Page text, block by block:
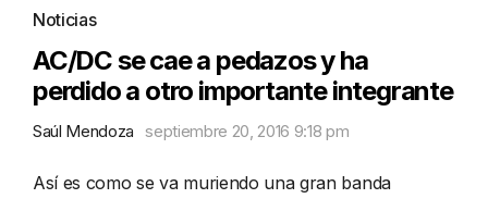
Noticias
AC/DC se cae a pedazos y ha
perdido a otro importante integrante
Saúl Mendoza septiembre 20, 2016 9:18 pm
Así es como se va muriendo una gran banda